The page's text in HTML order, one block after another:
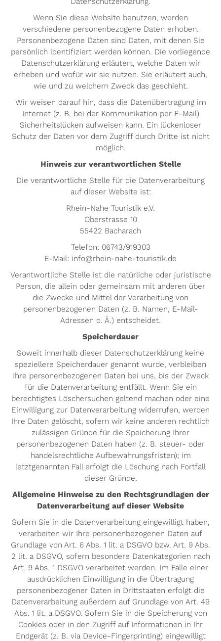
Wenn Sie diese Website benutzen, werden
verschiedene personenbezogene Daten erhoben.
Personenbezogene Daten sind Daten, mit denen Sie
persönlich identifiziert werden können. Die vorliegende
Datenschutzerklärung erläutert, welche Daten wir
erheben und wofür wir sie nutzen. Sie erläutert auch,
wie und zu welchem Zweck das geschieht.
Wir weisen darauf hin, dass die Datenübertragung im
Internet (z. B. bei der Kommunikation per E-Mail)
Sicherheitslücken aufweisen kann. Ein lückenloser
Schutz der Daten vor dem Zugriff durch Dritte ist nicht
möglich.
Hinweis zur verantwortlichen Stelle
Die verantwortliche Stelle für die Datenverarbeitung
auf dieser Website ist:
Rhein-Nahe Touristik e.V.
Oberstrasse 10
55422 Bacharach
Telefon: 06743/919303
E-Mail: info@rhein-nahe-touristik.de
Verantwortliche Stelle ist die natürliche oder juristische
Person, die allein oder gemeinsam mit anderen über
die Zwecke und Mittel der Verarbeitung von
personenbezogenen Daten (z. B. Namen, E-Mail-
Adressen o. Ä.) entscheidet.
Speicherdauer
Soweit innerhalb dieser Datenschutzerklärung keine
speziellere Speicherdauer genannt wurde, verbleiben
Ihre personenbezogenen Daten bei uns, bis der Zweck
für die Datenverarbeitung entfällt. Wenn Sie ein
berechtigtes Löschersuchen geltend machen oder eine
Einwilligung zur Datenverarbeitung widerrufen, werden
Ihre Daten gelöscht, sofern wir keine anderen rechtlich
zulässigen Gründe für die Speicherung Ihrer
personenbezogenen Daten haben (z. B. steuer- oder
handelsrechtliche Aufbewahrungsfristen); im
letztgenannten Fall erfolgt die Löschung nach Fortfall
dieser Gründe.
Allgemeine Hinweise zu den Rechtsgrundlagen der
Datenverarbeitung auf dieser Website
Sofern Sie in die Datenverarbeitung eingewilligt haben,
verarbeiten wir Ihre personenbezogenen Daten auf
Grundlage von Art. 6 Abs. 1 lit. a DSGVO bzw. Art. 9 Abs.
2 lit. a DSGVO, sofern besondere Datenkategorien nach
Art. 9 Abs. 1 DSGVO verarbeitet werden. Im Falle einer
ausdrücklichen Einwilligung in die Übertragung
personenbezogener Daten in Drittstaaten erfolgt die
Datenverarbeitung außerdem auf Grundlage von Art. 49
Abs. 1 lit. a DSGVO. Sofern Sie in die Speicherung von
Cookies oder in den Zugriff auf Informationen in Ihr
Endgerät (z. B. via Device-Fingerprinting) eingewilligt